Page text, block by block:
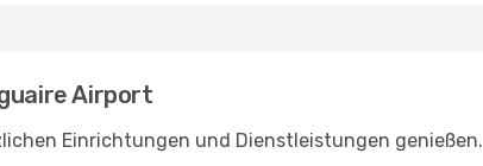
Airport
Einrichtungen und Dienstleistungen genießen.